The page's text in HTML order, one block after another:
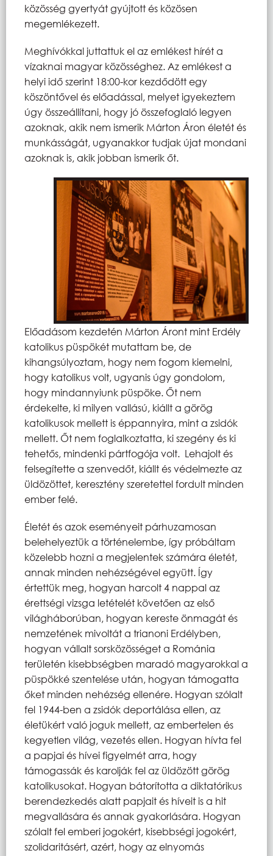
közösség gyertyát gyújtott és közösen
megemlékezett.
Meghívókkal juttattuk el az emlékest hírét a
vízaknai magyar közösséghez. Az emlékest a
helyi idő szerint 18:00-kor kezdődött egy
köszöntővel és előadással, melyet igyekeztem
úgy összeállítani, hogy jó összefoglaló legyen
azoknak, akik nem ismerik Márton Áron életét és
munkásságát, ugyanakkor tudjak újat mondani
azoknak is, akik jobban ismerik őt.
Előadásom kezdetén Márton Áront mint Erdély
katolikus püspökét mutattam be, de
kihangsúlyoztam, hogy nem fogom kiemelni,
hogy katolikus volt, ugyanis úgy gondolom,
hogy mindannyiunk püspöke. Őt nem
érdekelte, ki milyen vallású, kiállt a görög
katolikusok mellett is éppannyira, mint a zsidók
mellett. Őt nem foglalkoztatta, ki szegény és ki
tehetős, mindenki pártfogója volt. Lehajolt és
felsegítette a szenvedőt, kiállt és védelmezte az
üldözöttet, keresztény szeretettel fordult minden
ember felé.
Életét és azok eseményeit párhuzamosan
belehelyeztük a történelembe, így próbáltam
közelebb hozni a megjelentek számára életét,
annak minden nehézségével együtt. Így
értettük meg, hogyan harcolt 4 nappal az
érettségi vizsga letételét követően az első
világháborúban, hogyan kereste önmagát és
nemzetének mivoltát a trianoni Erdélyben,
hogyan vállalt sorsközösséget a Románia
területén kisebbségben maradó magyarokkal a
püspökké szentelése után, hogyan támogatta
őket minden nehézség ellenére. Hogyan szólalt
fel 1944-ben a zsidók deportálása ellen, az
életükért való joguk mellett, az embertelen és
kegyetlen világ, vezetés ellen. Hogyan hívta fel
a papjai és hívei figyelmét arra, hogy
támogassák és karolják fel az üldözött görög
katolikusokat. Hogyan bátorította a diktatórikus
berendezkedés alatt papjait és híveit is a hit
megvallására és annak gyakorlására. Hogyan
szólalt fel emberi jogokért, kisebbségi jogokért,
szolidaritásért, azért, hogy az elnyomás